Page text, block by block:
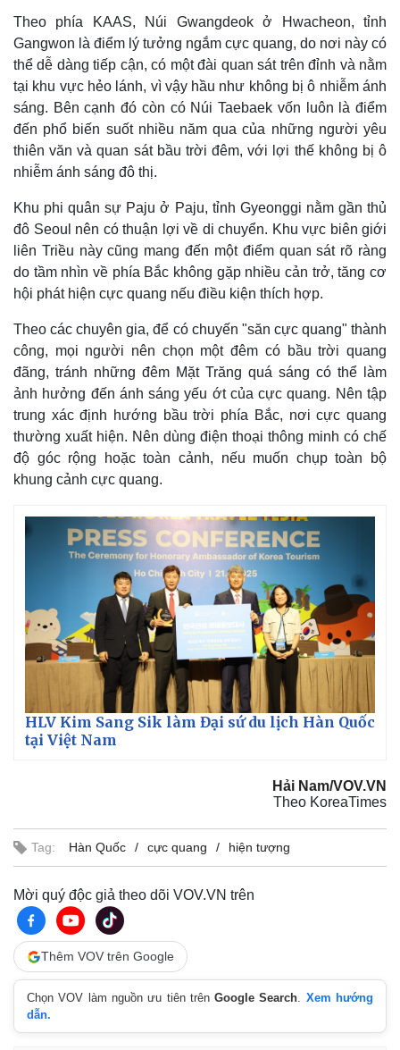
Kinh tế
Bất động sản
Thị trường
Giá vàng
Tỷ giá
Theo phía KAAS, Núi Gwangdeok ở Hwacheon, tỉnh
Gangwon là điểm lý tưởng ngắm cực quang, do nơi này có
thể dễ dàng tiếp cận, có một đài quan sát trên đỉnh và nằm
tại khu vực hẻo lánh, vì vậy hầu như không bị ô nhiễm ánh
sáng. Bên cạnh đó còn có Núi Taebaek vốn luôn là điểm
đến phổ biến suốt nhiều năm qua của những người yêu
thiên văn và quan sát bầu trời đêm, với lợi thế không bị ô
nhiễm ánh sáng đô thị.
Khu phi quân sự Paju ở Paju, tỉnh Gyeonggi nằm gần thủ
đô Seoul nên có thuận lợi về di chuyển. Khu vực biên giới
liên Triều này cũng mang đến một điểm quan sát rõ ràng
do tầm nhìn về phía Bắc không gặp nhiều cản trở, tăng cơ
hội phát hiện cực quang nếu điều kiện thích hợp.
Theo các chuyên gia, để có chuyến "săn cực quang" thành
công, mọi người nên chọn một đêm có bầu trời quang
đãng, tránh những đêm Mặt Trăng quá sáng có thể làm
ảnh hưởng đến ánh sáng yếu ớt của cực quang. Nên tập
trung xác định hướng bầu trời phía Bắc, nơi cực quang
thường xuất hiện. Nên dùng điện thoại thông minh có chế
độ góc rộng hoặc toàn cảnh, nếu muốn chụp toàn bộ
khung cảnh cực quang.
HLV Kim Sang Sik làm Đại sứ du lịch Hàn Quốc
tại Việt Nam
Hải Nam/VOV.VN
Theo KoreaTimes
Tag: Hàn Quốc cực quang hiện tượng
Mời quý độc giả theo dõi VOV.VN trên
Thêm VOV trên Google
Chọn VOV làm nguồn ưu tiên trênGoogle Search. Xem hướng
dẫn.